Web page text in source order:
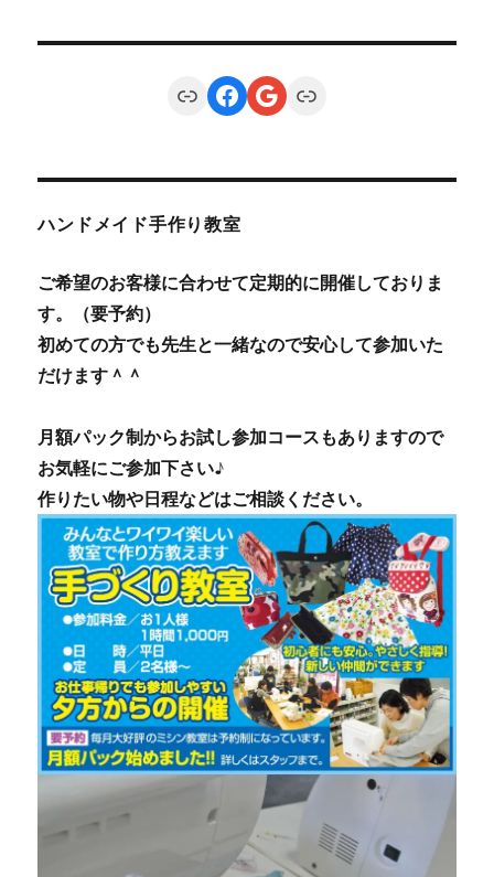
LinkFacebook
Google
Link
ハンドメイド手作り教室
ご希望のお客様に合わせて定期的に開催しておりま
す。（要予約）
初めての方でも先生と一緒なので安心して参加いた
だけます＾＾
月額パック制からお試し参加コースもありますので
お気軽にご参加下さい♪
作りたい物や日程などはご相談ください。